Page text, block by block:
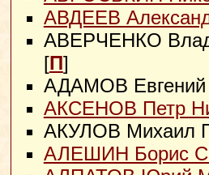
АВДЕЕВ
АВЕРЧЕНКО
[П]
АДАМОВ Евгений
АКСЕНОВ Петр
АКУЛОВ Михаил
АЛЕШИН Борис